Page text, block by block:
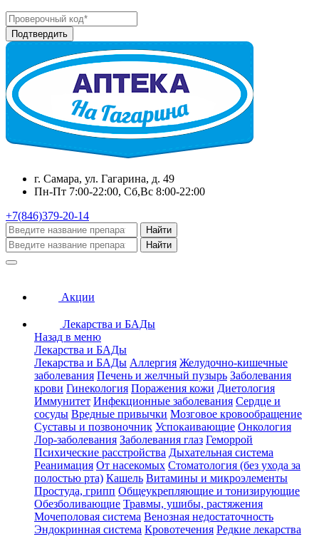
г. Самара, ул. Гагарина, д. 49
Пн-Пт 7:00-22:00, Сб,Вс 8:00-22:00
+7(846)379-20-14
Найти
Найти
Акции
Лекарства и БАДы
Назад в меню
Лекарства и БАДы
Лекарства и БАДы Аллергия Желудочно-кишечные
заболевания Печень и желчный пузырь Заболевания
крови Гинекология Поражения кожи Диетология
Иммунитет Инфекционные заболевания Сердце и
сосуды Вредные привычки Мозговое кровообращение
Суставы и позвоночник Успокаивающие Онкология
Лор-заболевания Заболевания глаз Геморрой
Психические расстройства Дыхательная система
Реанимация От насекомых Стоматология (без ухода за
полостью рта) Кашель Витамины и микроэлементы
Простуда, грипп Общеукрепляющие и тонизирующие
Обезболивающие Травмы, ушибы, растяжения
Мочеполовая система Венозная недостаточность
Эндокринная система Кровотечения Редкие лекарства